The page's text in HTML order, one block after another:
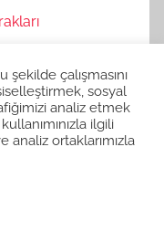
ThemeZee.
çalışmasını
sosyal
analiz etmek
ilgili
analiz ortaklarımızla